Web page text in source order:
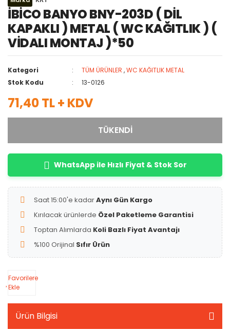
İBİCO BANYO BNY-203D ( DİL
KAPAKLI ) METAL ( WC KAĞITLIK ) (
VİDALI MONTAJ )*50
Kategori TÜM ÜRÜNLER ,WC KAĞITLIK METAL
Stok Kodu
13-0126
71,40 TL + KDV
TÜKENDİ
WhatsApp ile Hızlı Fiyat & Stok Sor
Saat 15:00'e kadarAynı Gün Kargo
Kırılacak ürünlerde Özel Paketleme Garantisi
Toptan Alımlarda Koli Bazlı Fiyat Avantajı
%100 Orijinal Sıfır Ürün
Favorilere
Ekle
Ürün Bilgisi